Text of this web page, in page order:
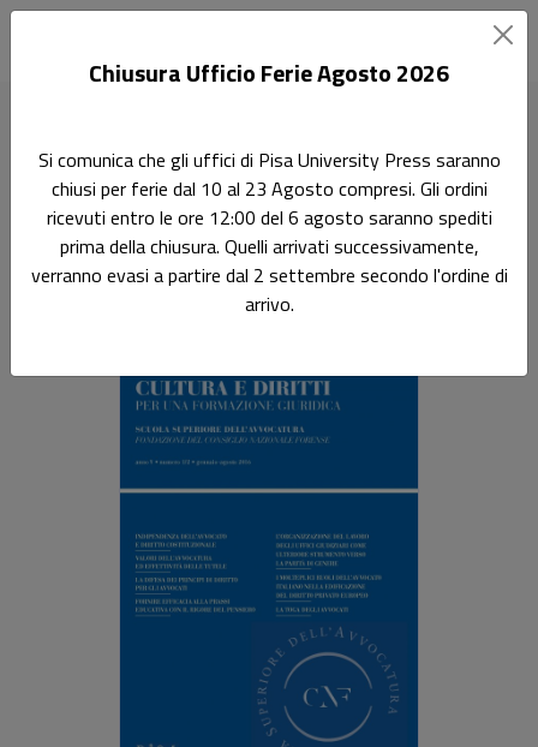
CULTURA E DIRITTI 1/2
2016
PER UNA FORMAZIONE GIURIDICA
Chiusura Ufficio Ferie Agosto 2026
Si comunica che gli uffici di Pisa University Press saranno
chiusi per ferie dal 10 al 23 Agosto compresi. Gli ordini
ricevuti entro le ore 12:00 del 6 agosto saranno spediti
prima della chiusura. Quelli arrivati successivamente,
verranno evasi a partire dal 2 settembre secondo l'ordine di
arrivo.